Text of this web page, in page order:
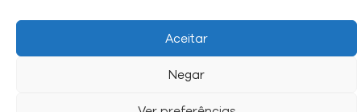
Aceitar
Negar